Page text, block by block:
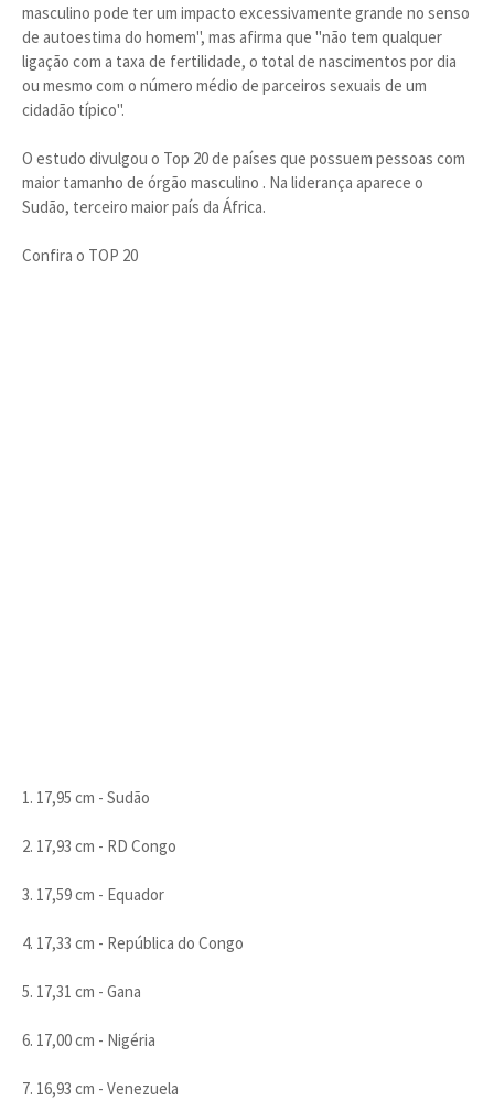
masculino pode ter um impacto excessivamente grande no senso
de autoestima do homem", mas afirma que "não tem qualquer
ligação com a taxa de fertilidade, o total de nascimentos por dia
ou mesmo com o número médio de parceiros sexuais de um
cidadão típico".
O estudo divulgou o Top 20 de países que possuem pessoas com
maior tamanho de órgão masculino . Na liderança aparece o
Sudão, terceiro maior país da África.
Confira o TOP 20
1. 17,95 cm - Sudão
2. 17,93 cm - RD Congo
3. 17,59 cm - Equador
4. 17,33 cm - República do Congo
5. 17,31 cm - Gana
6. 17,00 cm - Nigéria
7. 16,93 cm - Venezuela